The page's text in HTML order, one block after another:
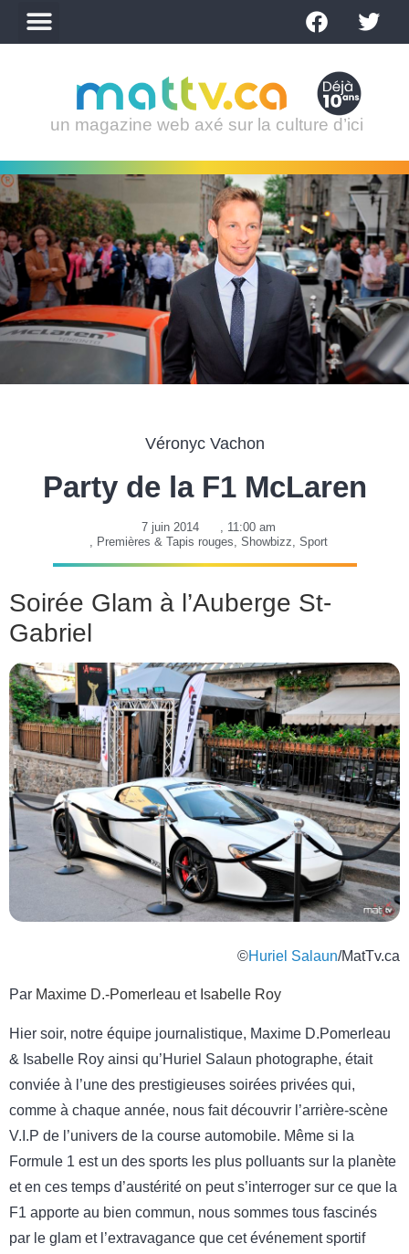
un magazine web axé sur la culture d’ici
Véronyc Vachon
Party de la F1 McLaren
7 juin 2014 , 11:00 am
, Premières & Tapis rouges, Showbizz, Sport
Soirée Glam à l’Auberge St-
Gabriel
©Huriel Salaun/MatTv.ca
Par Maxime D.-Pomerleau et Isabelle Roy
Hier soir, notre équipe journalistique, Maxime D.Pomerleau
& Isabelle Roy ainsi qu’Huriel Salaun photographe, était
conviée à l’une des prestigieuses soirées privées qui,
comme à chaque année, nous fait découvrir l’arrière-scène
V.I.P de l’univers de la course automobile. Même si la
Formule 1 est un des sports les plus polluants sur la planète
et en ces temps d’austérité on peut s’interroger sur ce que la
F1 apporte au bien commun, nous sommes tous fascinés
par le glam et l’extravagance que cet événement sportif